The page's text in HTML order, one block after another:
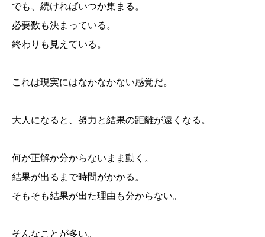
でも、続ければいつか集まる。
必要数も決まっている。
終わりも見えている。
これは現実にはなかなかない感覚だ。
大人になると、努力と結果の距離が遠くなる。
何が正解か分からないまま動く。
結果が出るまで時間がかかる。
そもそも結果が出た理由も分からない。
そんなことが多い。
ゲームの進捗は、なぜ気持ちいいのか
「やれば進む」は、思った以上に強い
生活にも「進捗が見える仕組み」が必要
「何もできなかった日」ではなかった